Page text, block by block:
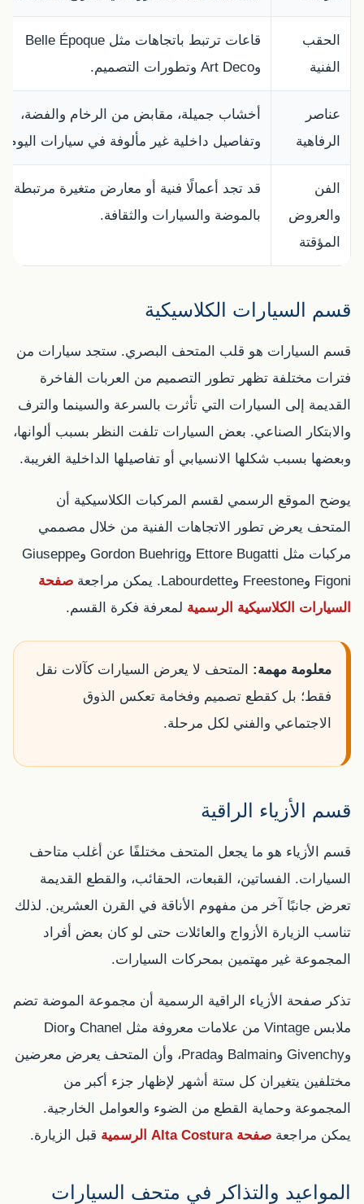
الحقب
الفنية
قاعات ترتبط باتجاهات مثل Belle Époque
وArt Deco وتطورات التصميم.
عناصر
الرفاهية
أخشاب جميلة، مقابض من الرخام والفضة،
وتفاصيل داخلية غير مألوفة في سيارات اليوم.
الفن
والعروض
المؤقتة
قد تجد أعمالًا فنية أو معارض متغيرة مرتبطة
بالموضة والسيارات والثقافة.
قسم السيارات الكلاسيكية
قسم السيارات هو قلب المتحف البصري. ستجد سيارات من
فترات مختلفة تظهر تطور التصميم من العربات الفاخرة
القديمة إلى السيارات التي تأثرت بالسرعة والسينما والترف
والابتكار الصناعي. بعض السيارات تلفت النظر بسبب ألوانها،
وبعضها بسبب شكلها الانسيابي أو تفاصيلها الداخلية الغريبة.
يوضح الموقع الرسمي لقسم المركبات الكلاسيكية أن
المتحف يعرض تطور الاتجاهات الفنية من خلال مصممي
مركبات مثل Ettore Bugatti وGordon Buehrig وGiuseppe
Figoni وFreestone وLabourdette. يمكن مراجعة
صفحة
السيارات الكلاسيكية الرسمية لمعرفة فكرة القسم.
معلومة مهمة: المتحف لا يعرض السيارات كآلات نقل
فقط؛ بل كقطع تصميم وفخامة تعكس الذوق
الاجتماعي والفني لكل مرحلة.
قسم الأزياء الراقية
قسم الأزياء هو ما يجعل المتحف مختلفًا عن أغلب متاحف
السيارات. الفساتين، القبعات، الحقائب، والقطع القديمة
تعرض جانبًا آخر من مفهوم الأناقة في القرن العشرين. لذلك
تناسب الزيارة الأزواج والعائلات حتى لو كان بعض أفراد
المجموعة غير مهتمين بمحركات السيارات.
تذكر صفحة الأزياء الراقية الرسمية أن مجموعة الموضة تضم
ملابس Vintage من علامات معروفة مثل Chanel وDior
وGivenchy وBalmain وPrada، وأن المتحف يعرض معرضين
مختلفين يتغيران كل ستة أشهر لإظهار جزء أكبر من
المجموعة وحماية القطع من الضوء والعوامل الخارجية.
يمكن مراجعة صفحة Alta Costura الرسمية قبل الزيارة.
المواعيد والتذاكر في متحف السيارات